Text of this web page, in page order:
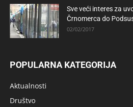
Sve veći interes za
Črnomerca do
02/02/2017
POPULARNA KATEGORIJA
Aktualnosti
Društvo